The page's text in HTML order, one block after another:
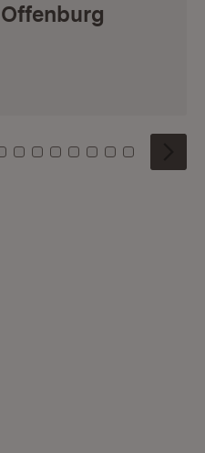
3 4 5
Kachel: 6
Zu Kachel: 7
Zu Kachel: 8
Zu Kachel: 9
Zu Kachel: 10
Zu Kachel: 11
Zu Kachel: 12
Zu Kachel:
Zu